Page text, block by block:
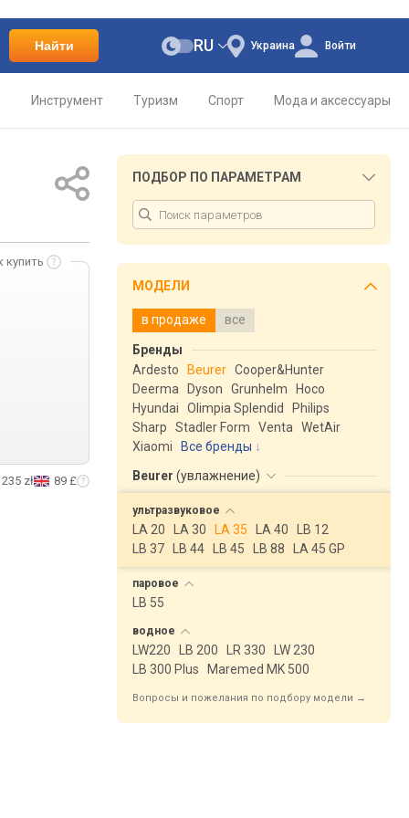
Найти Украина
RU Войти
Инструмент Туризм Спорт Мода и аксессуары
купить
235 zł 89 £
ПОДБОР ПО ПАРАМЕТРАМ
МОДЕЛИ
в продаже все
Бренды
Ardesto
Beurer Cooper&Hunter
Deerma
Dyson Grunhelm
Hoco
Hyundai
Olimpia Splendid
Philips
Sharp
Stadler Form Venta
WetAir
Xiaomi
Все бренды
Beurer (увлажнение)
ультразвуковое
LA 20 LA 30 LA 35 LA 40
LB 12
LB 37
LB 44 LB 45 LB 88 LA 45 GP
паровое
LB 55
водное
LW220 LB 200 LR 330
LW 230
LB 300 Plus
Maremed MK 500
Вопросы и пожелания по подбору модели →